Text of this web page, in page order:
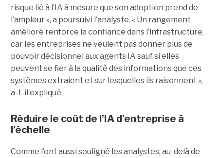
risque lié à l’IA à mesure que son adoption prend de
l’ampleur », a poursuivi l’analyste. « Un rangement
amélioré renforce la confiance dans l’infrastructure,
car les entreprises ne veulent pas donner plus de
pouvoir décisionnel aux agents IA sauf si elles
peuvent se fier à la qualité des informations que ces
systèmes extraient et sur lesquelles ils raisonnent »,
a-t-il expliqué.
Réduire le coût de l’IA d’entreprise à
l’échelle
Comme l’ont aussi souligné les analystes, au-delà de